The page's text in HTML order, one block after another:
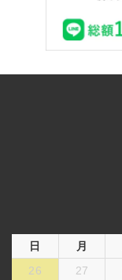
日 月
26
27